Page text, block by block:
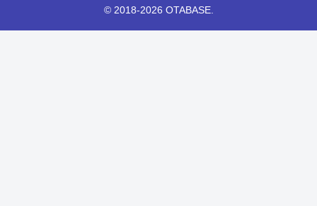
© 2018-2026 OTABASE.